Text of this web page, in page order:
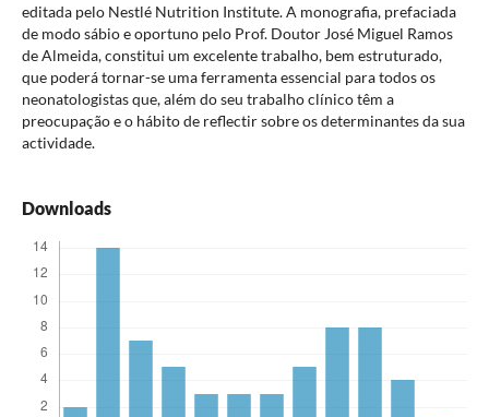
editada pelo Nestlé Nutrition Institute. A monografia, prefaciada
de modo sábio e oportuno pelo Prof. Doutor José Miguel Ramos
de Almeida, constitui um excelente trabalho, bem estruturado,
que poderá tornar-se uma ferramenta essencial para todos os
neonatologistas que, além do seu trabalho clínico têm a
preocupação e o hábito de reflectir sobre os determinantes da sua
actividade.
Downloads